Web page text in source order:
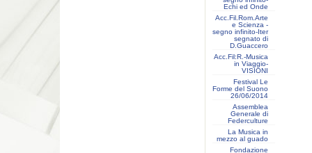
Echi ed Onde
Acc.Fil.Rom.Arte
e Scienza -
segno infinito-Iter
segnato di
D.Guaccero
Acc.Fil:R.-Musica
in Viaggio-
VISIONI
Festival Le
Forme del Suono
26/06/2014
Assemblea
Generale di
Federculture
La Musica in
mezzo al guado
Fondazione